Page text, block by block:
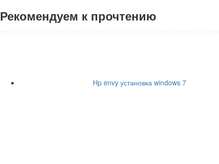
Рекомендуем к прочтению
Hp envy установка windows 7